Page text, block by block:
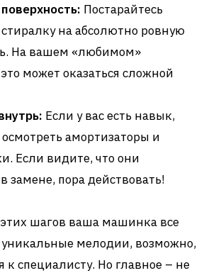
Постарайтесь
стиралку на абсолютно ровную
На вашем «любимом»
может оказаться сложной
Если у вас есть навык,
осмотреть амортизаторы и
Если видите, что они
замене, пора действовать!
этих шагов ваша машинка все
уникальные мелодии, возможно,
к специалисту. Но главное – не